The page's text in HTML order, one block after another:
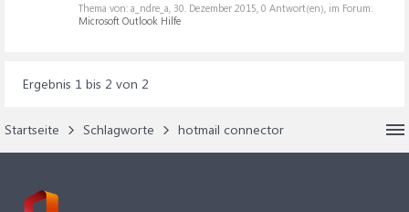
Thema von: a_ndre_a, 30. Dezember 2015, 0 Antwort(en), im Forum:
Microsoft Outlook Hilfe
Ergebnis 1 bis 2 von 2
Startseite Schlagworte hotmail connector